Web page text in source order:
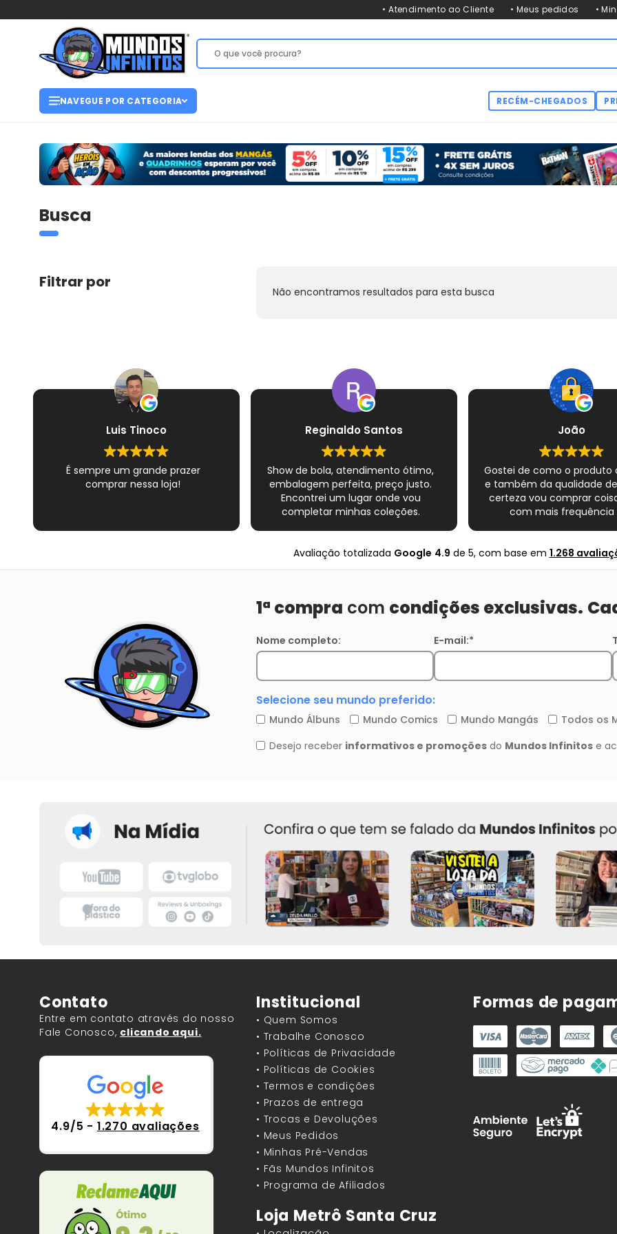
• Atendimento ao Cliente • Meus pedidos •
NAVEGUE POR CATEGORIA RECÉM-CHEGADOS
Busca
Filtrar por
Não encontramos resultados para esta busca
Luis Tinoco
É sempre um grande prazer
comprar nessa loja!
Reginaldo Santos
Show de bola, atendimento ótimo,
embalagem perfeita, preço justo.
Encontrei um lugar onde vou
completar minhas coleções.
épico dos quadrinhos e novamente
satisfeito com o Mundo infinito.
João
Gostei de como o produto
e também da qualidade
certeza vou comprar
com mais frequência
Avaliação totalizada Google 4.9 de 5, com base em 1.268
Contato
Entre em contato através do nosso
Fale Conosco, clicando aqui.
4.9/5 - 1.270 avaliações
Institucional
• Quem Somos
• Trabalhe Conosco
• Políticas de Privacidade
• Políticas de Cookies
• Termos e condições
• Prazos de entrega
• Trocas e Devoluções
• Meus Pedidos
• Minhas Pré-Vendas
• Fãs Mundos Infinitos
• Programa de Afiliados
Loja Metrô Santa Cruz
Formas de